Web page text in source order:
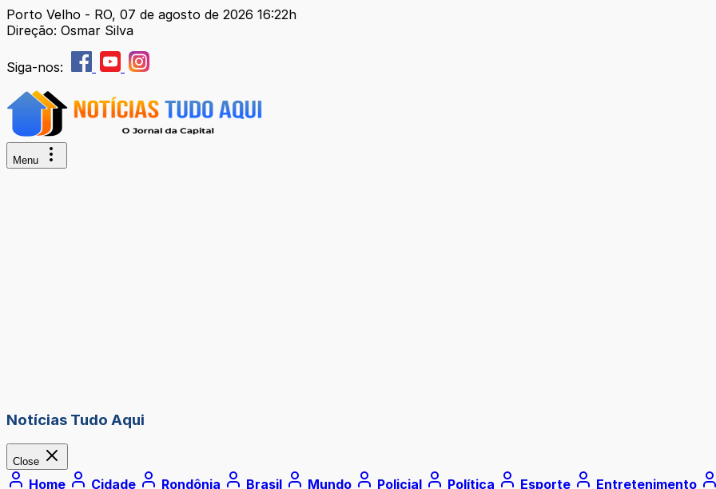
Porto Velho - RO, 07 de agosto de 2026 16:22h
Direção: Osmar Silva
Siga-nos:
Menu
Notícias Tudo Aqui
Close
Home Cidade Rondônia Brasil Mundo Policial Política Esporte Entretenimento